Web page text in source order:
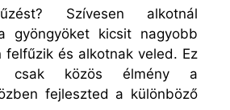
Szívesen alkotnál
gyöngyöket kicsit nagyobb
felfűzik és alkotnak veled. Ez
csak közös élmény a
fejleszted a különböző